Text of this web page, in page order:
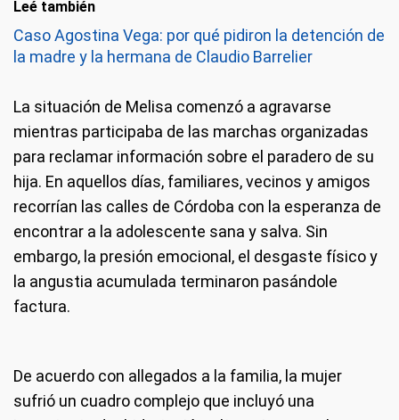
Leé también
Caso Agostina Vega: por qué pidiron la detención de
la madre y la hermana de Claudio Barrelier
La situación de Melisa comenzó a agravarse
mientras participaba de las marchas organizadas
para reclamar información sobre el paradero de su
hija. En aquellos días, familiares, vecinos y amigos
recorrían las calles de Córdoba con la esperanza de
encontrar a la adolescente sana y salva. Sin
embargo, la presión emocional, el desgaste físico y
la angustia acumulada terminaron pasándole
factura.
De acuerdo con allegados a la familia, la mujer
sufrió un cuadro complejo que incluyó una